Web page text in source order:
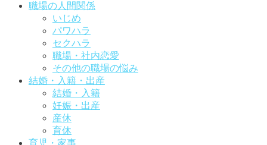
職場の人間関係
いじめ
パワハラ
セクハラ
職場・社内恋愛
その他の職場の悩み
結婚・入籍・出産
結婚・入籍
妊娠・出産
産休
育休
育児・家事